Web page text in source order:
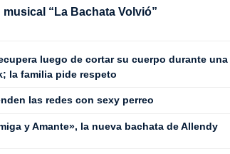
“La Bachata Volvió”
luego de cortar su cuerpo durante una
la familia pide respeto
las redes con sexy perreo
y Amante», la nueva bachata de Allendy